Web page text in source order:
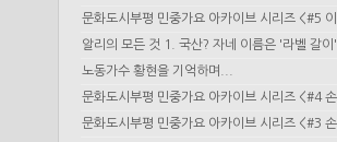
문화도시부평 민중가요 아카이브 시리즈 <#5
알리의 모든 것 1. 국산? 자네 이름은 '라벨 갈이
노동가수 황현을 기억하며...
문화도시부평 민중가요 아카이브 시리즈 <#4
문화도시부평 민중가요 아카이브 시리즈 <#3